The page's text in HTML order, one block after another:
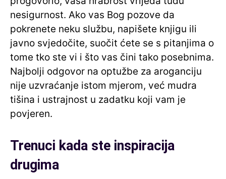
nesigurnost. Ako vas Bog pozove da
pokrenete neku službu, napišete knjigu ili
javno svjedočite, suočit ćete se s pitanjima o
tome tko ste vi i što vas čini tako posebnima.
Najbolji odgovor na optužbe za aroganciju
nije uzvraćanje istom mjerom, već mudra
tišina i ustrajnost u zadatku koji vam je
povjeren.
Trenuci kada ste inspiracija
drugima